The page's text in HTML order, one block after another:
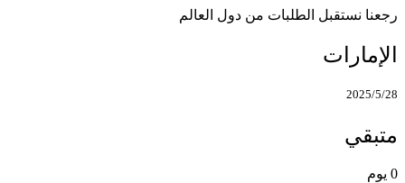
رجعنا نستقبل الطلبات من دول العالم
الإمارات
2025/5/28
متبقي
0 يوم